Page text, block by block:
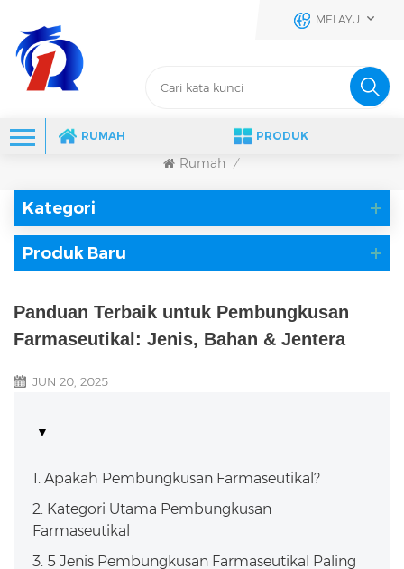
MELAYU
RUMAH PRODUK
Rumah /
Kategori
Produk Baru
Panduan Terbaik untuk Pembungkusan
Farmaseutikal: Jenis, Bahan & Jentera
JUN 20, 2025
1. Apakah Pembungkusan Farmaseutikal?
2. Kategori Utama Pembungkusan
Farmaseutikal
3. 5 Jenis Pembungkusan Farmaseutikal Paling